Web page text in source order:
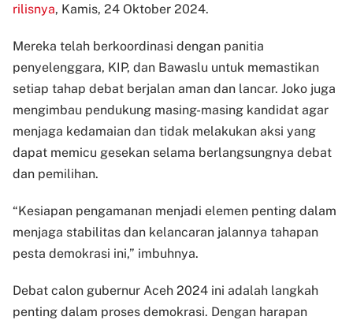
rilisnya, Kamis, 24 Oktober 2024.
Mereka telah berkoordinasi dengan panitia
penyelenggara, KIP, dan Bawaslu untuk memastikan
setiap tahap debat berjalan aman dan lancar. Joko juga
mengimbau pendukung masing-masing kandidat agar
menjaga kedamaian dan tidak melakukan aksi yang
dapat memicu gesekan selama berlangsungnya debat
dan pemilihan.
“Kesiapan pengamanan menjadi elemen penting dalam
menjaga stabilitas dan kelancaran jalannya tahapan
pesta demokrasi ini,” imbuhnya.
Debat calon gubernur Aceh 2024 ini adalah langkah
penting dalam proses demokrasi. Dengan harapan